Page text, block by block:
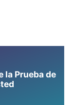
la Prueba de